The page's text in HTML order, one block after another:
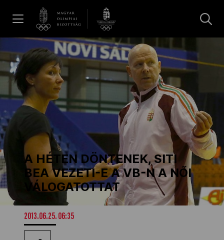
Hírek
Galéria
Dakar 2026
Los Angeles 2028
MOB
A HÉTEN DÖNTENEK, SITI
BEA VEZETI-E A VB-N A NŐI
VÁLOGATOTTAT
2013.06.25. 06:35